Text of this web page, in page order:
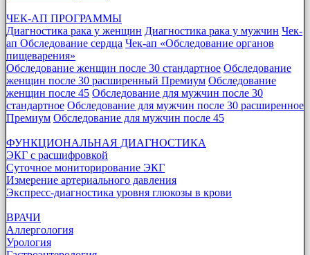
ЧЕК-АП ПРОГРАММЫ
Диагностика рака у женщин Диагностика рака у мужчин Чек-
ап Обследование сердца Чек-ап «Обследование органов
пищеварения»
Обследование женщин после 30 стандартное Обследование
женщин после 30 расширенный Премиум Обследование
женщин после 45 Обследование для мужчин после 30
стандартное Обследование для мужчин после 30 расширенное
Премиум Обследование для мужчин после 45
ФУНКЦИОНАЛЬНАЯ ДИАГНОСТИКА
ЭКГ с расшифровкой
Суточное мониторирование ЭКГ
Измерение артериального давления
Экспресс-диагностика уровня глюкозы в крови
ВРАЧИ
Аллергология
Урология